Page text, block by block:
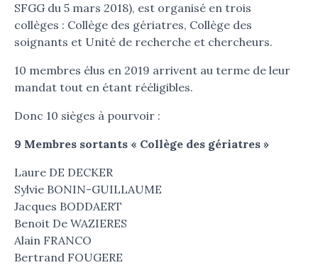
SFGG du 5 mars 2018), est organisé en trois
collèges : Collège des gériatres, Collège des
soignants et Unité de recherche et chercheurs.
10 membres élus en 2019 arrivent au terme de leur
mandat tout en étant rééligibles.
Donc 10 sièges à pourvoir :
9 Membres sortants « Collège des gériatres »
Laure DE DECKER
Sylvie BONIN-GUILLAUME
Jacques BODDAERT
Benoit De WAZIERES
Alain FRANCO
Bertrand FOUGERE